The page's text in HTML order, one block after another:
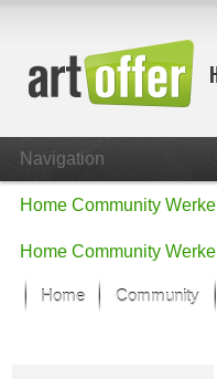
Navigation
Home Community Werke
Home Community
Home Community